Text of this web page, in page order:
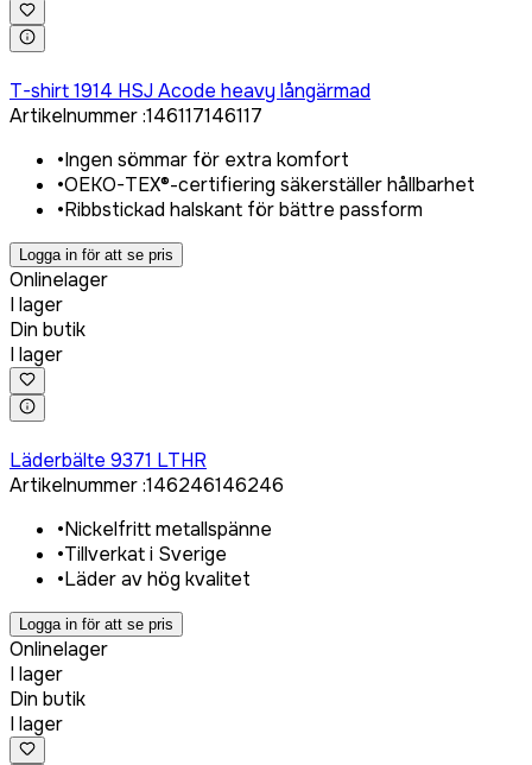
T-shirt 1914 HSJ Acode heavy långärmad
Artikelnummer:146117146117
•Ingen sömmar för extra komfort
•OEKO-TEX®-certifiering säkerställer hållbarhet
•Ribbstickad halskant för bättre passform
Logga in för att se pris
Onlinelager
I lager
Din butik
I lager
Läderbälte 9371 LTHR
Artikelnummer:146246146246
•Nickelfritt metallspänne
•Tillverkat i Sverige
•Läder av hög kvalitet
Logga in för att se pris
Onlinelager
I lager
Din butik
I lager